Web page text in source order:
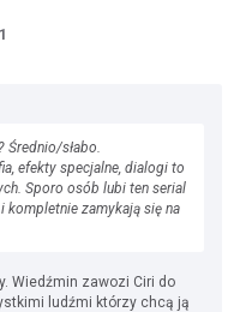
1
Średnio/słabo.
efekty specjalne, dialogi to
Sporo osób lubi ten serial
kompletnie zamykają się na
Wiedźmin zawozi Ciri do
ludźmi którzy chcą ją